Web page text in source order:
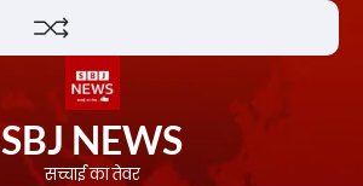
SBJ NEWS
सच्चाई का तेवर